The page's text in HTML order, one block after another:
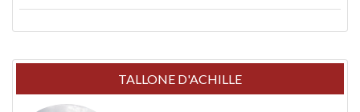
TALLONE D'ACHILLE